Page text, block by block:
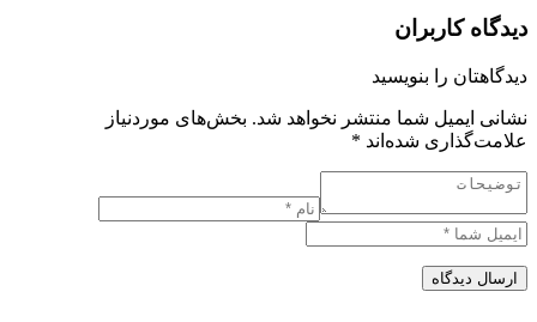
دیدگاه کاربران
دیدگاهتان را بنویسید
نشانی ایمیل شما منتشر نخواهد شد. بخش‌های موردنیاز
علامت‌گذاری شده‌اند *
ارسال دیدگاه